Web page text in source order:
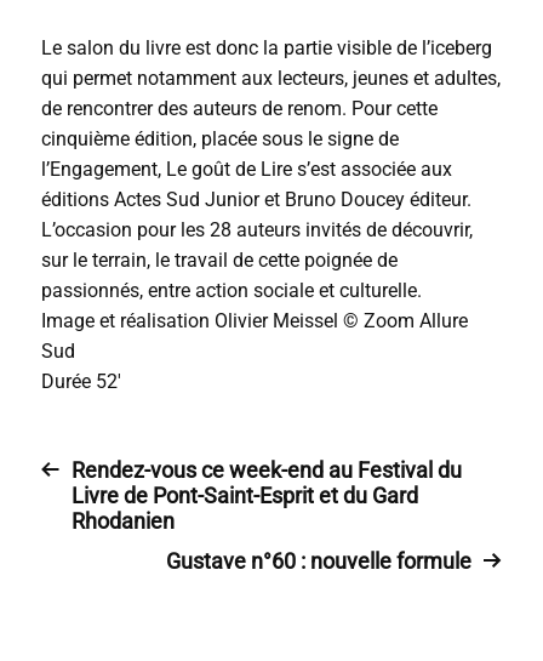
Le salon du livre est donc la partie visible de l’iceberg
qui permet notamment aux lecteurs, jeunes et adultes,
de rencontrer des auteurs de renom. Pour cette
cinquième édition, placée sous le signe de
l’Engagement, Le goût de Lire s’est associée aux
éditions Actes Sud Junior et Bruno Doucey éditeur.
L’occasion pour les 28 auteurs invités de découvrir,
sur le terrain, le travail de cette poignée de
passionnés, entre action sociale et culturelle.
Image et réalisation Olivier Meissel © Zoom Allure
Sud
Durée 52′
Rendez-vous ce week-end au Festival du
Livre de Pont-Saint-Esprit et du Gard
Rhodanien
Gustave n°60 : nouvelle formule